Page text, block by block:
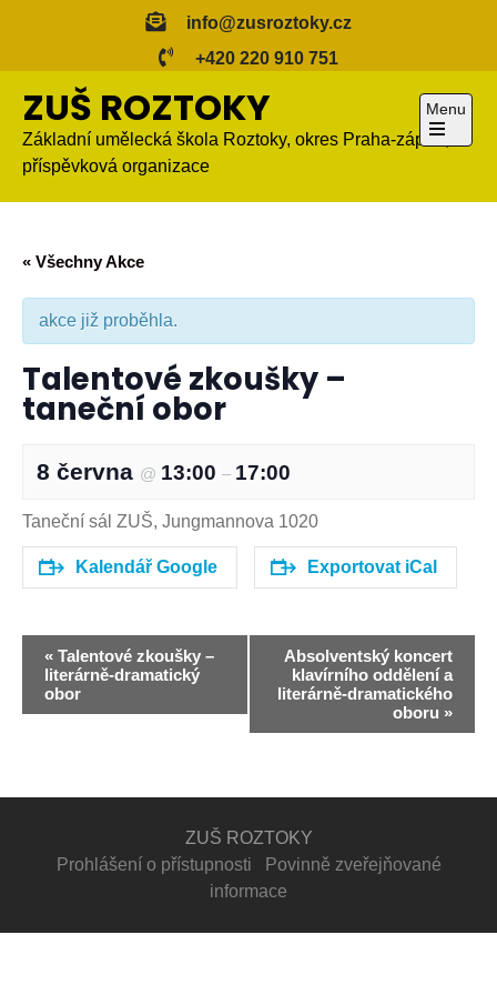
info@zusroztoky.cz
+420 220 910 751
ZUŠ ROZTOKY
Základní umělecká škola Roztoky, okres Praha-západ,
příspěvková organizace
Menu
Open
menu
« Všechny Akce
akce již proběhla.
Talentové zkoušky –
taneční obor
8 června @ 13:00 – 17:00
Taneční sál ZUŠ, Jungmannova 1020
Kalendář Google Exportovat iCal
N
v
« Talentové zkoušky –
literárně-dramatický
obor
Absolventský koncert
klavírního oddělení a
literárně-dramatického
oboru »
ZUŠ ROZTOKY
Prohlášení o přístupnosti
Povinně zveřejňované
informace